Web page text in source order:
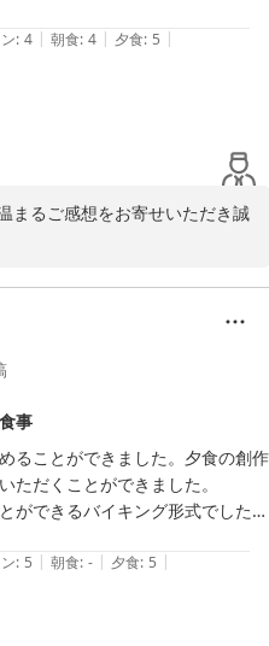
お客様の雰囲気まで含めて
けたこと、本当に光栄でござ
越しいただけたことこそ、私
。
ます」との力強いおすすめのお
あるいは大切な方とお越しくだ
、朝から元気になっていただ
ませ。
同心よりお待ちしておりま
フの対応も優しくて良かったで
思います。ありがとうございまし
: 4 | 朝食: 4 | 夕食: 5 |
まるご感想をお寄せいただき誠
しみいただけたこと、大変嬉し
や、お風呂の広さ・畳敷きの洗
とのこと、快適にお過ごしいた
た。
られたとのことですが、「手
を頂戴し、料理長をはじめスタ
残すのがもったいないと感じ
す。
かいお言葉をいただき、心よ
ったサービスを評価していた
事
ることができました。夕食の創作
ただくことができました。
ができるバイキング形式でした
べることができました。無料でア
リームやケーキを頂けるコーナー
やホテルとは少し離れた立地です
停がホテルの前にあり、アクセス
: 5 | 朝食: - | 夕食: 5 |